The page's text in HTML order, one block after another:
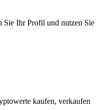
Sie Ihr Profil und nutzen Sie
kaufen, verkaufen